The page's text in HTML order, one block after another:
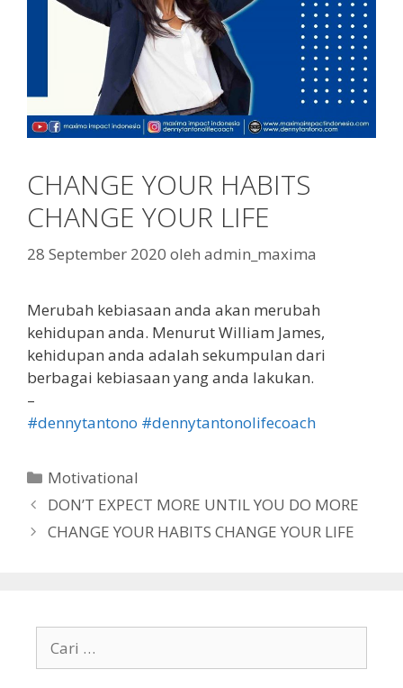
CHANGE YOUR HABITS
CHANGE YOUR LIFE
28 September 2020 oleh admin_maxima
Merubah kebiasaan anda akan merubah
kehidupan anda. Menurut William James,
kehidupan anda adalah sekumpulan dari
berbagai kebiasaan yang anda lakukan.
–
#dennytantono #dennytantonolifecoach
Motivational
DON’T EXPECT MORE UNTIL YOU DO MORE
CHANGE YOUR HABITS CHANGE YOUR LIFE